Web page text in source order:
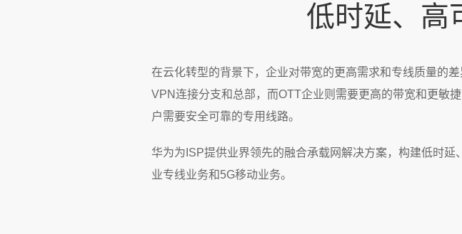
低时延、高
在云化转型的背景下，企业对带宽的更高需求和专线质量的
VPN连接分支和总部，而OTT企业则需要更高的带宽和更敏
户需要安全可靠的专用线路。
华为为ISP提供业界领先的融合承载网解决方案，构建低时
业专线业务和5G移动业务。